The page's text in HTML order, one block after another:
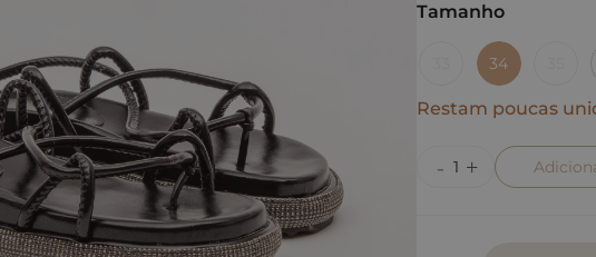
Tamanho
34
Restam poucas